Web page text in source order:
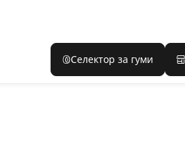
Селектор за гуми